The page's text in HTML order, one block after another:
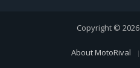
Copyright © 2026
About MotoRival